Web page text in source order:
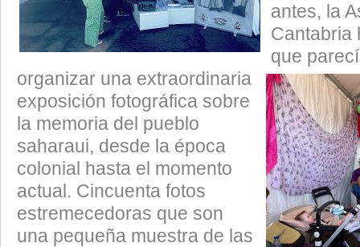
antes, la
Cantabria
que
organizar una extraordinaria
exposición fotográfica sobre
la memoria del pueblo
saharaui, desde la época
colonial hasta el momento
actual. Cincuenta fotos
estremecedoras que son
una pequeña muestra de las